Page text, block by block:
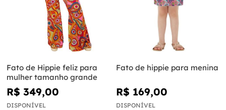
Fato de Hippie feliz para
mulher tamanho grande
R$ 349,00
DISPONÍVEL
Fato de hippie para menina
R$ 169,00
DISPONÍVEL